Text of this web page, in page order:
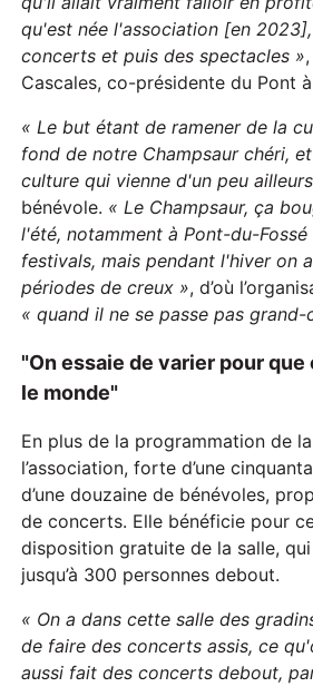
qu'est née l'association [en
concerts et puis des spectacles »
Cascales, co-présidente du Pont
« Le but étant de ramener de la
fond de notre Champsaur chéri,
culture qui vienne d'un peu
bénévole. « Le Champsaur, ça
l'été, notamment à Pont-du-Fossé
festivals, mais pendant l'hiver on
périodes de creux », d’où
«quand il ne se passe pas grand-
"On essaie de varier pour que
le monde"
En plus de la programmation de
l’association, forte d’une
d’une douzaine de bénévoles,
de concerts. Elle bénéficie pour
disposition gratuite de la salle,
jusqu’à 300 personnes debout.
« On a dans cette salle des
de faire des concerts assis, ce
aussi fait des concerts debout,